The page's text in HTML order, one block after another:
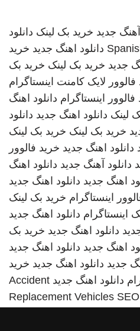
آهنگ جدید خرید بک لینک دانلود
دانلود اهنگ جدید خرید
جدید خرید بک لینک خرید بک
فالوور لایک کامنت اینستاگرام
فالوور اینستاگرام دانلود اهنگ
لینک دانلود اهنگ جدید دانلود
خرید بک لینک خرید بک لینک
دانلود اهنگ جدید خرید فالوور
دانلود آهنگ جدید دانلود اهنگ
اهنگ جدید دانلود اهنگ جدید
اینستاگرام خرید بک لینک
اینستاگرام دانلود اهنگ جدید
دانلود اهنگ جدید خرید بک
اهنگ جدید دانلود اهنگ جدید
جدید دانلود اهنگ جدید خرید
دانلود اهنگ جدید Accident
Replacement Vehicles